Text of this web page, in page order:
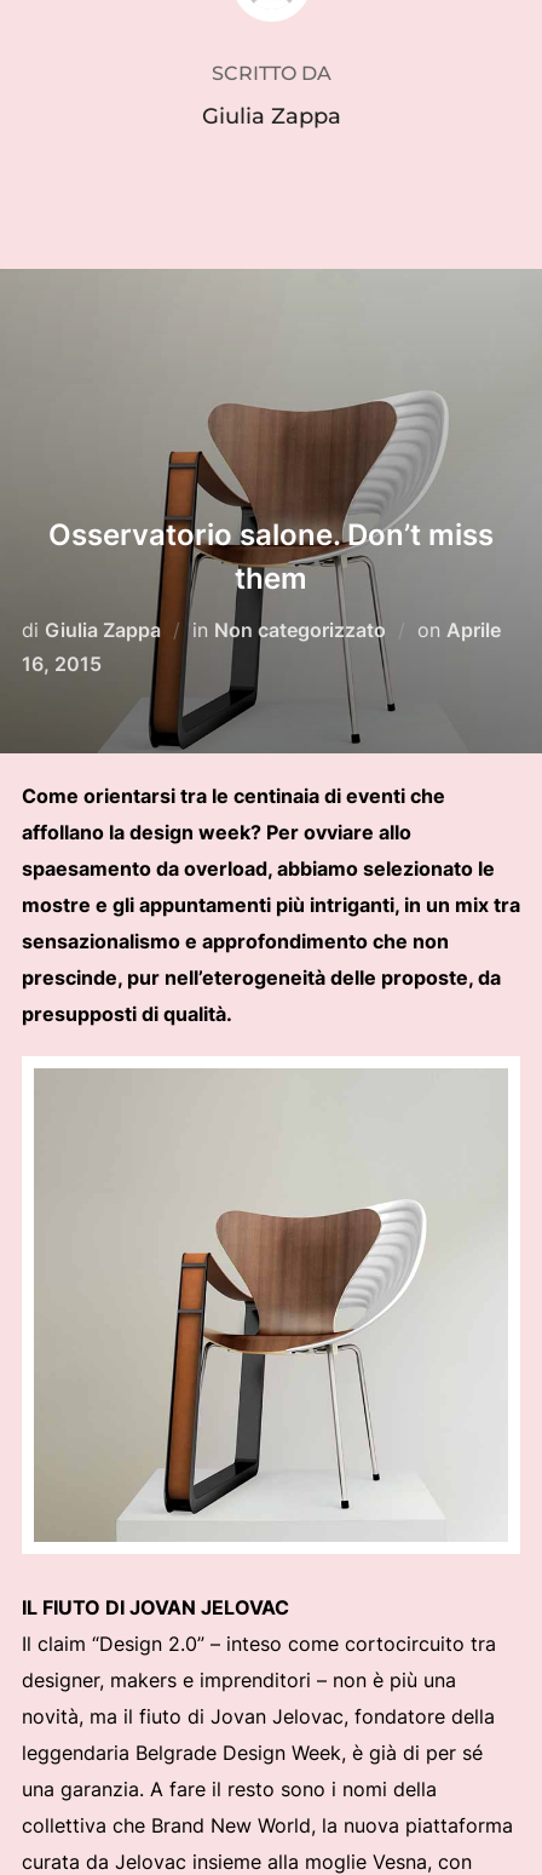
SCRITTO DA
Giulia Zappa
Osservatorio salone. Don’t miss
them
di Giulia Zappa in Non categorizzato on Pubblicato
Aprile
16, 2015
Come orientarsi tra le centinaia di eventi che
affollano la design week? Per ovviare allo
spaesamento da overload, abbiamo selezionato le
mostre e gli appuntamenti più intriganti, in un mix tra
sensazionalismo e approfondimento che non
prescinde, pur nell’eterogeneità delle proposte, da
presupposti di qualità.
IL FIUTO DI JOVAN JELOVAC
Il claim “Design 2.0” – inteso come cortocircuito tra
designer, makers e imprenditori – non è più una
novità, ma il fiuto di Jovan Jelovac, fondatore della
leggendaria Belgrade Design Week, è già di per sé
una garanzia. A fare il resto sono i nomi della
collettiva che Brand New World, la nuova piattaforma
curata da Jelovac insieme alla moglie Vesna, con